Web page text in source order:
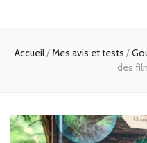
Accueil/Mes avis et tests /
des